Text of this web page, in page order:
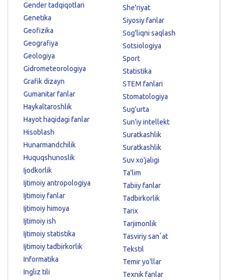
Gender tadqiqotlari
Genetika
Geofizika
Geografiya
Geologiya
Gidrometeorologiya
Grafik dizayn
Gumanitar fanlar
Haykaltaroshlik
Hayot haqidagi fanlar
Hisoblash
Hunarmandchilik
Huquqshunoslik
Ijodkorlik
Ijtimoiy antropologiya
Ijtimoiy fanlar
Ijtimoiy himoya
Ijtimoiy ish
Ijtimoiy statistika
Ijtimoiy tadbirkorlik
Informatika
Ingliz tili
She'riyat
Siyosiy fanlar
Sog'liqni saqlash
Sotsiologiya
Sport
Statistika
STEM fanlari
Stomatologiya
Sug'urta
Sun'iy intellekt
Suratkashlik
Suratkashlik
Suv xo'jaligi
Ta'lim
Tabiiy fanlar
Tadbirkorlik
Tarix
Tarjimonlik
Tasviriy sanʼat
Tekstil
Temir yo'llar
Texnik fanlar